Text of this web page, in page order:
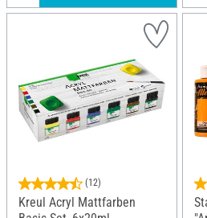
(12)
Kreul Acryl Mattfarben